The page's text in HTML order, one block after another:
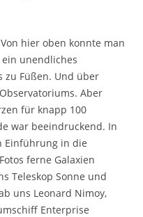
hier oben konnte man
unendliches
zu Füßen. Und über
Aber
für knapp 100
war beeindruckend. In
Einführung in die
ferne Galaxien
Teleskop Sonne und
uns Leonard Nimoy,
Enterprise